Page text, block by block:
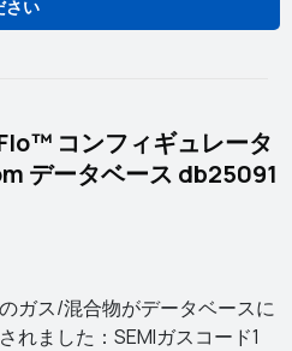
さい
コンフィギュレータ
データベース db25091
ガス/混合物がデータベースに
れました：SEMIガスコード1